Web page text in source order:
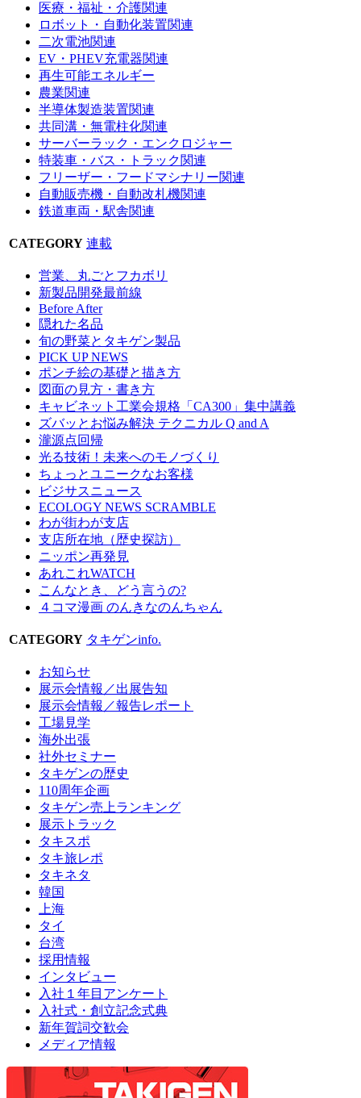
医療・福祉・介護関連
ロボット・自動化装置関連
二次電池関連
EV・PHEV充電器関連
再生可能エネルギー
農業関連
半導体製造装置関連
共同溝・無電柱化関連
サーバーラック・エンクロジャー
特装車・バス・トラック関連
フリーザー・フードマシナリー関連
自動販売機・自動改札機関連
鉄道車両・駅舎関連
CATEGORY 連載
営業、丸ごとフカボリ
新製品開発最前線
Before After
隠れた名品
旬の野菜とタキゲン製品
PICK UP NEWS
ポンチ絵の基礎と描き方
図面の見方・書き方
キャビネット工業会規格「CA300」集中講義
ズバッとお悩み解決 テクニカル Q and A
瀧源点回帰
光る技術！未来へのモノづくり
ちょっとユニークなお客様
ビジサスニュース
ECOLOGY NEWS SCRAMBLE
わが街わが支店
支店所在地（歴史探訪）
ニッポン再発見
あれこれWATCH
こんなとき、どう言うの?
４コマ漫画 のんきなのんちゃん
CATEGORY タキゲンinfo.
お知らせ
展示会情報／出展告知
展示会情報／報告レポート
工場見学
海外出張
社外セミナー
タキゲンの歴史
110周年企画
タキゲン売上ランキング
展示トラック
タキスポ
タキ旅レポ
タキネタ
韓国
上海
タイ
台湾
採用情報
インタビュー
入社１年目アンケート
入社式・創立記念式典
新年賀詞交歓会
メディア情報